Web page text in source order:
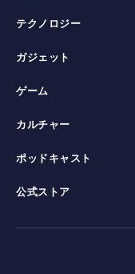
テクノロジー
ガジェット
ゲーム
カルチャー
ポッドキャスト
公式ストア